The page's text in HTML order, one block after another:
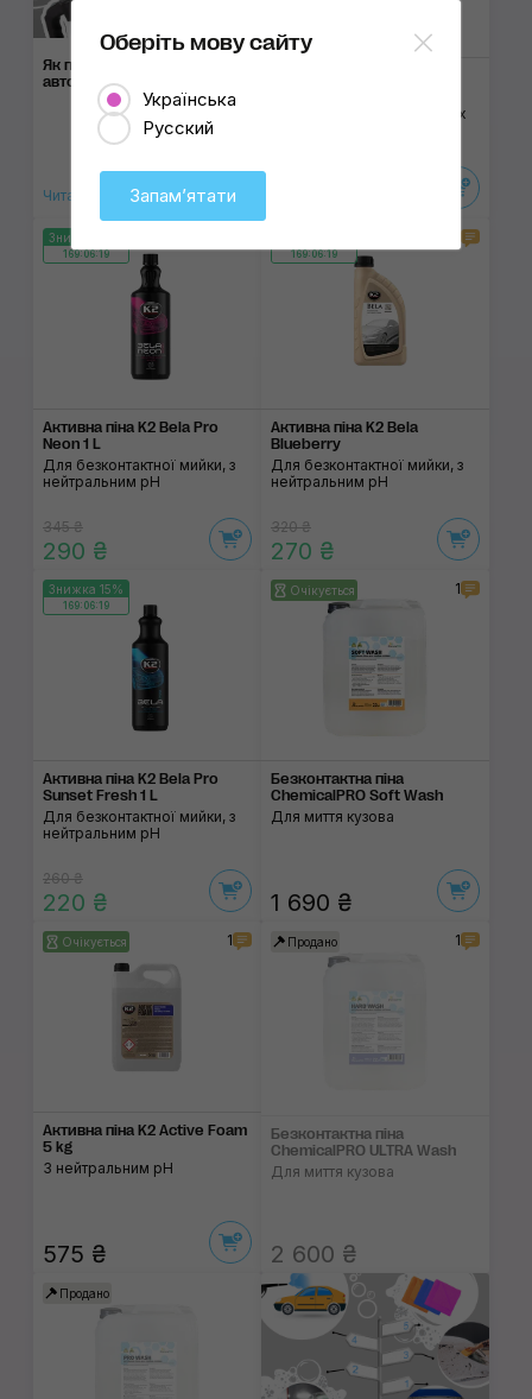
Як правильно помити
автомобіль
Читати статтю
1 л 5 л
Для зовнішніх та внутрішніх
Знижка 15%
169:06:19
Активна піна K2 Bela Pro
Neon 1 L
Для безконтактної мийки, з
нейтральним pH
345 ₴
290 ₴
169:06:19
Активна піна K2 Bela
Blueberry
Для безконтактної мийки, з
нейтральним pH
320 ₴
270 ₴
Знижка 15%
169:06:19
Активна піна K2 Bela Pro
Sunset Fresh 1 L
Для безконтактної мийки, з
нейтральним pH
260 ₴
220 ₴
Очікується 1
Безконтактна піна
ChemicalPRO Soft Wash
Для миття кузова
1 690 ₴
Очікується 1
Активна піна K2 Active Foam
5 kg
З нейтральним pH
575 ₴
Продано 1
Безконтактна піна
ChemicalPRO ULTRA Wash
Для миття кузова
2 600 ₴
Продано
Оберіть мову сайту
Українська
Русский
Запамʼятати